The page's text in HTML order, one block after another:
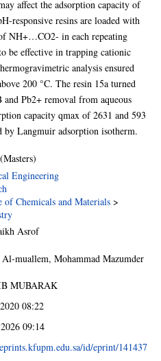
affect the adsorption capacity of
responsive resins are loaded with
NH+…CO2- in each repeating
be effective in trapping cationic
analysis ensured
200 °C. The resin 15a turned
Pb2+ removal from aqueous
capacity qmax of 2631 and 593
by Langmuir adsorption isotherm.
Engineering
of Chemicals and Materials >
Asrof
Al-muallem,Mohammad Mazumder
MUBARAK
08:22
09:14
id/eprint/141437